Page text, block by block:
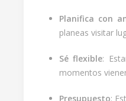
Planifica con
planeas visitar
Sé flexible:
momentos
Presupuesto: